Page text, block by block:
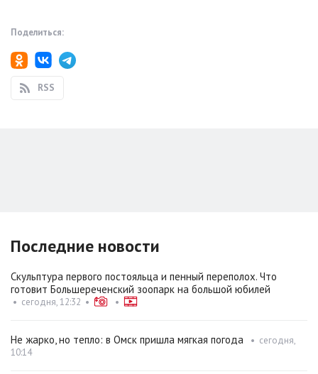
Поделиться:
RSS
Последние новости
Скульптура первого постояльца и пенный переполох. Что
готовит Большереченский зоопарк на большой юбилей
• сегодня, 12:32 • •
Не жарко, но тепло: в Омск пришла мягкая погода • сегодня,
10:14